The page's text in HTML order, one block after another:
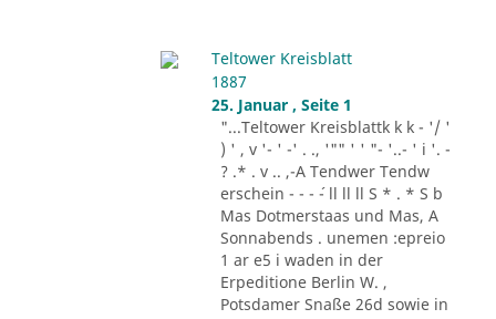
Teltower Kreisblatt
1887
25. Januar , Seite 1
"...Teltower Kreisblattk k k - '/ '
) ' , v '- ' -' . ., '"" ' ' "- '..- ' i '. -
? .* . v .. ,-A Tendwer Tendw
erschein - - - ´- ll ll ll S * . * S b
Mas Dotmerstaas und Mas, A
Sonnabends . unemen :epreio
1 ar e5 i waden in der
Erpeditione Berlin W. ,
Potsdamer Snaße 26d sowie in